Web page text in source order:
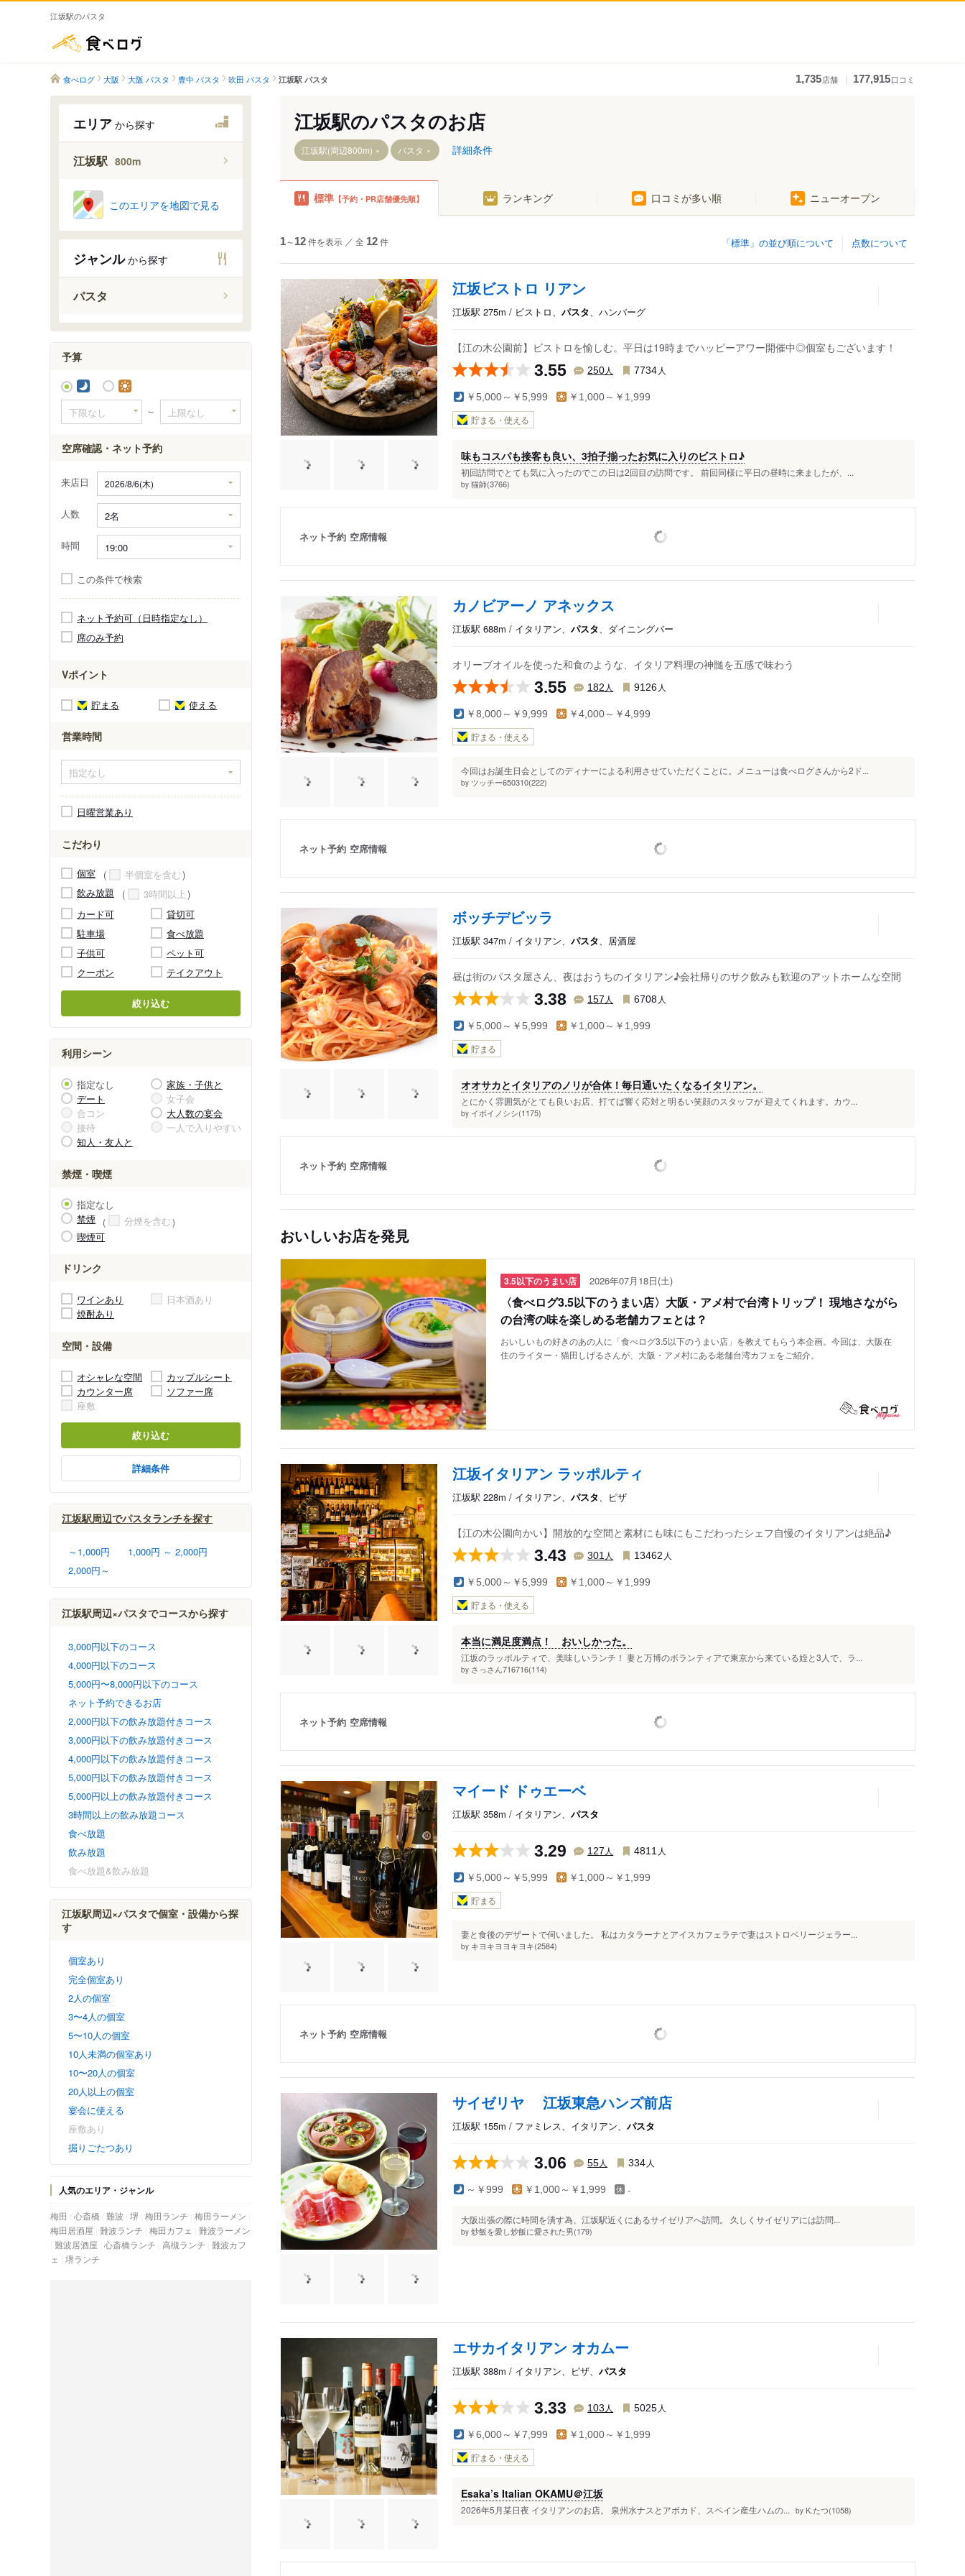
江坂駅のパスタ
食べログ 大阪 大阪 パスタ 豊中 パスタ 吹田 パスタ 江坂駅 パスタ 1,735店舗 177,915口コミ
エリア から探す
江坂駅 800m
このエリアを地図で見る
ジャンルから探す
パスタ
予算
～
空席確認・ネット予約
来店日
人数
時間
この条件で検索
ネット予約可（日時指定なし）
席のみ予約
Vポイント
貯まる 使える
営業時間
日曜営業あり
こだわり
個室
半個室を含む
飲み放題
3時間以上
カード可
貸切可
駐車場
食べ放題
子供可
ペット可
クーポン
テイクアウト
絞り込む
利用シーン
指定なし
家族・子供と
デート
女子会
合コン
大人数の宴会
接待
一人で入りやすい
知人・友人と
禁煙・喫煙
指定なし
禁煙
分煙を含む
喫煙可
ドリンク
ワインあり
日本酒あり
焼酎あり
空間・設備
オシャレな空間
カップルシート
カウンター席
ソファー席
座敷
絞り込む
詳細条件
江坂駅周辺でパスタランチを探す
～1,000円
1,000円 ～ 2,000円
2,000円～
江坂駅周辺×パスタでコースから探す
3,000円以下のコース
4,000円以下のコース
5,000円〜8,000円以下のコース
ネット予約できるお店
2,000円以下の飲み放題付きコース
3,000円以下の飲み放題付きコース
4,000円以下の飲み放題付きコース
5,000円以下の飲み放題付きコース
5,000円以上の飲み放題付きコース
3時間以上の飲み放題コース
食べ放題
飲み放題
食べ放題&飲み放題
江坂駅周辺×パスタで個室・設備から探
す
個室あり
完全個室あり
2人の個室
3〜4人の個室
5〜10人の個室
10人未満の個室あり
10〜20人の個室
20人以上の個室
宴会に使える
座敷あり
掘りごたつあり
人気のエリア・ジャンル
梅田 心斎橋 難波 堺 梅田ランチ 梅田ラーメン
梅田居酒屋 難波ランチ 梅田カフェ
難波ラーメン
難波居酒屋 心斎橋ランチ 高槻ランチ 難波カフ
ェ
堺ランチ
江坂駅のパスタのお店
江坂駅(周辺800m) パスタ 詳細条件
標準 【予約・PR店舗優先順】 ランキング 口コミが多い順 ニューオープン
点数について
「標準」の並び順について
1～12件を表示 ／ 全 12件
江坂ビストロ リアン
江坂駅 275m / ビストロ、 パスタ、ハンバーグ
【江の木公園前】ビストロを愉しむ。平日は19時までハッピーアワー開催中◎個室もございます！
3.55 250人 7734 人
￥5,000～￥5,999 ￥1,000～￥1,999
貯まる・使える
味もコスパも接客も良い、3拍子揃ったお気に入りのビストロ♪
初回訪問でとても気に入ったのでこの日は2回目の訪問です。 前回同様に平日の昼時に来ましたが、...
by 猫師(3766)
ネット予約 空席情報
カノビアーノ アネックス
江坂駅 688m / イタリアン、 パスタ、ダイニングバー
オリーブオイルを使った和食のような、イタリア料理の神髄を五感で味わう
3.55 182 人 9126 人
￥8,000～￥9,999 ￥4,000～￥4,999
貯まる・使える
今回はお誕生日会としてのディナーによる利用させていただくことに。メニューは食べログさんから2ド...
by ツッチー650310(222)
ネット予約 空席情報
ボッチデビッラ
江坂駅 347m / イタリアン、 パスタ、居酒屋
昼は街のパスタ屋さん、夜はおうちのイタリアン♪会社帰りのサク飲みも歓迎のアットホームな空間
3.38 157 人 6708 人
￥5,000～￥5,999 ￥1,000～￥1,999
貯まる
オオサカとイタリアのノリが合体！毎日通いたくなるイタリアン。
とにかく雰囲気がとても良いお店、打てば響く応対と明るい笑顔のスタッフが 迎えてくれます。カウ...
by イボイノシシ(1175)
ネット予約 空席情報
おいしいお店を発見
3.5以下のうまい店 2026年07月18日(土)
〈食べログ3.5以下のうまい店〉大阪・アメ村で台湾トリップ！ 現地さながら
の台湾の味を楽しめる老舗カフェとは？
おいしいもの好きのあの人に「食べログ3.5以下のうまい店」を教えてもらう本企画。今回は、大阪在
住のライター・猫田しげるさんが、大阪・アメ村にある老舗台湾カフェをご紹介。
江坂イタリアン ラッポルティ
江坂駅 228m / イタリアン、 パスタ、ピザ
【江の木公園向かい】開放的な空間と素材にも味にもこだわったシェフ自慢のイタリアンは絶品♪
3.43 301 人 13462 人
￥5,000～￥5,999 ￥1,000～￥1,999
貯まる・使える
本当に満足度満点！ おいしかった。
江坂のラッポルティで、美味しいランチ！ 妻と万博のボランティアで東京から来ている姪と3人で、ラ...
by さっさん716716(114)
ネット予約 空席情報
マイード ドゥエーベ
江坂駅 358m / イタリアン、 パスタ
3.29 127 人 4811 人
￥5,000～￥5,999 ￥1,000～￥1,999
貯まる
妻と食後のデザートで伺いました。 私はカタラーナとアイスカフェラテで妻はストロベリージェラー...
by キヨキヨヨキヨキ(2584)
ネット予約 空席情報
サイゼリヤ 江坂東急ハンズ前店
江坂駅 155m / ファミレス、イタリアン、 パスタ
3.06 55人 334 人
～￥999 ￥1,000～￥1,999 -
大阪出張の際に時間を潰す為、江坂駅近くにあるサイゼリアへ訪問。 久しくサイゼリアには訪問...
by 炒飯を愛し炒飯に愛された男(179)
エサカイタリアン オカムー
江坂駅 388m / イタリアン、ピザ、 パスタ
3.33 103 人 5025 人
￥6,000～￥7,999 ￥1,000～￥1,999
貯まる・使える
Esaka’s Italian OKAMU＠江坂
2026年5月某日夜 イタリアンのお店。 泉州水ナスとアボカド、スペイン産生ハムの... by K.たつ(1058)